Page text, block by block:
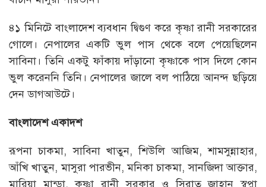
৪১ মিনিটে বাংলাদেশ ব্যবধান দ্বিগুণ করে কৃষ্ণা রানী সরকারের
গোলে। নেপালের একটি ভুল পাস থেকে বলে পেয়েছিলেন
সাবিনা। তিনি একটু ফাঁকায় দাঁড়ানো কৃষ্ণাকে পাস দিলে কোন
ভুল করেননি তিনি। নেপালের জালে বল পাঠিয়ে আনন্দ ছড়িয়ে
দেন ডাগআউটে।
বাংলাদেশ একাদশ
রূপনা চাকমা, সাবিনা খাতুন, শিউলি আজিম, শামসুন্নাহার,
আঁখি খাতুন, মাসুরা পারভীন, মনিকা চাকমা, সানজিদা আক্তার,
মারিয়া মান্ডা, কৃষ্ণা রানী সরকার ও সিরাত জাহান স্বপ্না